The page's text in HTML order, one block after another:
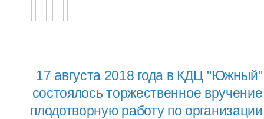
17 августа 2018 года в КДЦ
состоялось торжественное
плодотворную работу по